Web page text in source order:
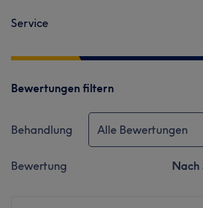
Service
Bewertungen filtern
Behandlung Alle Bewertungen
Bewertung Nach